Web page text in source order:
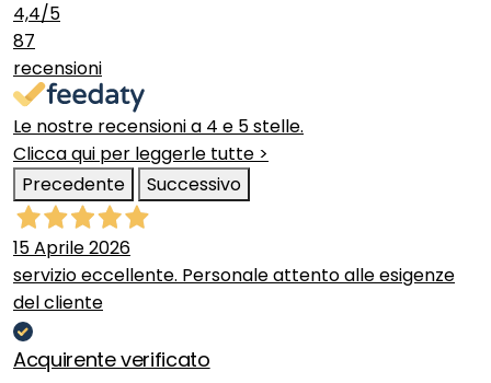
4,4/5
87
recensioni
Le nostre recensioni a 4 e 5 stelle.
Clicca qui per leggerle tutte >
Precedente
Successivo
15 Aprile 2026
servizio eccellente. Personale attento alle esigenze
del cliente
Acquirente verificato